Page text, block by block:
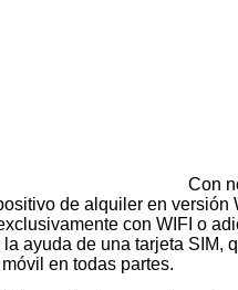
Con
de alquiler en versión
con WIFI o
ayuda de una tarjeta SIM,
en todas partes.